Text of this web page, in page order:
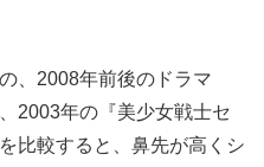
、2008年前後のドラマ
2003年の『美少女戦士セ
比較すると、鼻先が高くシ